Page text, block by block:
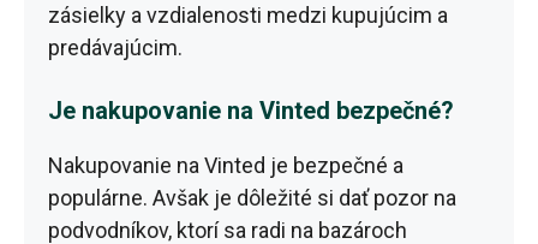
zásielky a vzdialenosti medzi kupujúcim a
predávajúcim.
Je nakupovanie na Vinted bezpečné?
Nakupovanie na Vinted je bezpečné a
populárne. Avšak je dôležité si dať pozor na
podvodníkov, ktorí sa radi na bazároch